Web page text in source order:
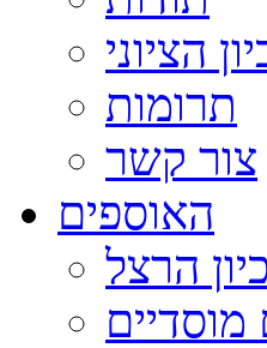
הציוני
תרומות
צור קשר
האוספים
הרצל
מוסדיים